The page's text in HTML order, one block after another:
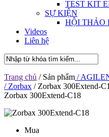
TEST KIT
SỰ KIỆN
HỘI THẢO
Videos
Liên hệ
Trang chủ / Sản phẩm /
/ Zorbax / Zorbax 300Extend-
Zorbax 300Extend-C18
Mua